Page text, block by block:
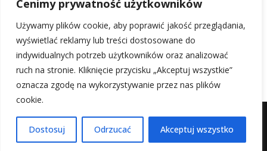
Cenimy prywatność użytkowników
Używamy plików cookie, aby poprawić jakość przeglądania,
wyświetlać reklamy lub treści dostosowane do
indywidualnych potrzeb użytkowników oraz analizować
ruch na stronie. Kliknięcie przycisku „Akceptuj wszystkie”
oznacza zgodę na wykorzystywanie przez nas plików
cookie.
Dostosuj Odrzucać Akceptuj wszystko
Introwertyk: kto to jest? Zrozumienie jego świata i cech.
13 stycznia, 2026
Mapa witryny Kontakt z nami